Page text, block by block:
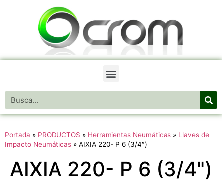
Portada » PRODUCTOS » Herramientas Neumáticas » Llaves de
Impacto Neumáticas » AIXIA 220- P 6 (3/4″)
AIXIA 220- P 6 (3/4")